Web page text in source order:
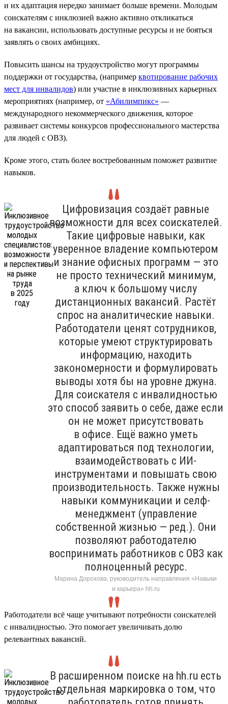
и их адаптация нередко занимает больше времени. Молодым
соискателям с инклюзией важно активно откликаться
на вакансии, использовать доступные ресурсы и не бояться
заявлять о своих амбициях.
Повысить шансы на трудоустройство могут программы
поддержки от государства, (например квотирование рабочих
мест для инвалидов) или участие в инклюзивных карьерных
мероприятиях (например, от «Абилимпикс» —
международного некоммерческого движения, которое
развивает системы конкурсов профессионального мастерства
для людей с ОВЗ).
Кроме этого, стать более востребованным поможет развитие
навыков.
Цифровизация создаёт равные
возможности для всех соискателей.
Такие цифровые навыки, как
уверенное владение компьютером
и знание офисных программ — это
не просто технический минимум,
а ключ к большому числу
дистанционных вакансий. Растёт
спрос на аналитические навыки.
Работодатели ценят сотрудников,
которые умеют структурировать
информацию, находить
закономерности и формулировать
выводы хотя бы на уровне джуна.
Для соискателя с инвалидностью
это способ заявить о себе, даже если
он не может присутствовать
в офисе. Ещё важно уметь
адаптироваться под технологии,
взаимодействовать с ИИ-
инструментами и повышать свою
производительность. Также нужны
навыки коммуникации и селф-
менеджмент (управление
собственной жизнью — ред.). Они
позволяют работодателю
воспринимать работников с ОВЗ как
полноценный ресурс.
Марина Дорохова, руководитель направления «Навыки
и карьера» hh.ru
Работодатели всё чаще учитывают потребности соискателей
с инвалидностью. Это помогает увеличивать долю
релевантных вакансий.
В расширенном поиске на hh.ru есть
отдельная маркировка о том, что